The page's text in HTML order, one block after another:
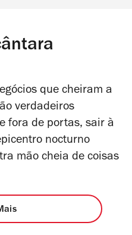
que cheiram a
verdadeiros
fora de portas, sair à
nocturno
mão cheia de coisas